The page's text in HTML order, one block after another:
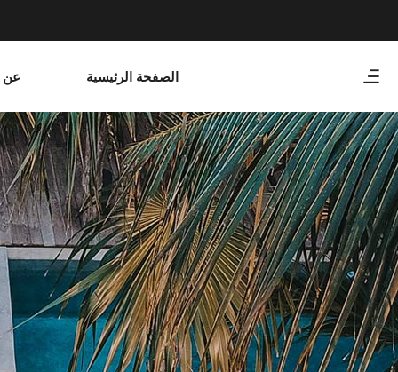
عن الصفحة الرئيسية